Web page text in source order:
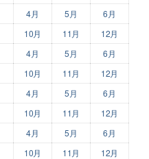
4月 5月
6月
10月 11月 12月
4月 5月
6月
10月 11月 12月
4月 5月
6月
10月 11月 12月
4月 5月
6月
10月 11月 12月